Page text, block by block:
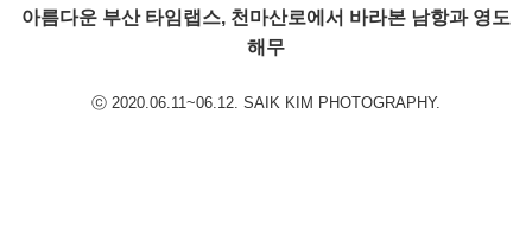
아름다운 부산 타임랩스, 천마산로에서 바라본 남항과 영도
해무
ⓒ 2020.06.11~06.12. SAIK KIM PHOTOGRAPHY.